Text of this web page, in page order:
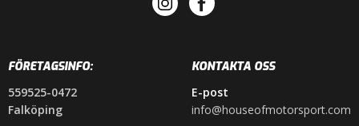
FÖRETAGSINFO:
559525-0472
Falköping
KONTAKTA OSS
E-post
info@houseofmotorsport.com